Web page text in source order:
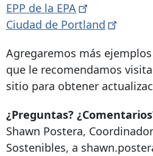
EPP de la EPA
Ciudad de Portland
Agregaremos más
que le recomendamos
sitio para obtener
¿Preguntas?
Shawn Postera,
Sostenibles, a